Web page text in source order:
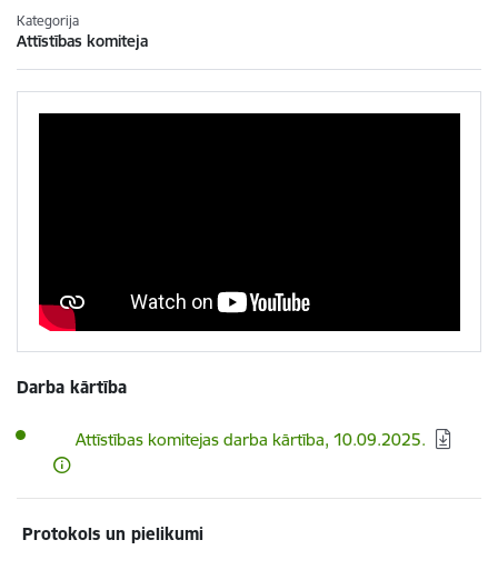
Kategorija
Attīstības komiteja
Darba kārtība
Lejupielādēt:
Attīstības komitejas darba kārtība, 10.09.2025.
Protokols un pielikumi